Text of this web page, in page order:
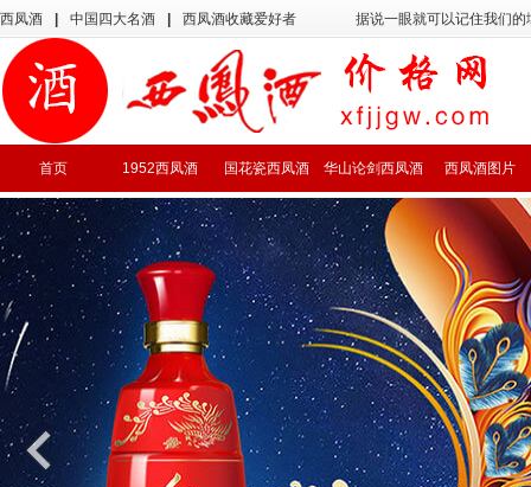
西凤酒 中国四大名酒 西凤酒收藏爱好者 据说一眼就可以记住我们
首页 1952西凤酒 国花瓷西凤酒 华山论剑西凤酒 西凤酒图片